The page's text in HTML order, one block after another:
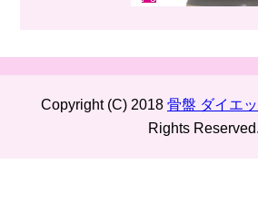
Copyright (C) 2018 骨盤 ダイエ
Rights Reserved.